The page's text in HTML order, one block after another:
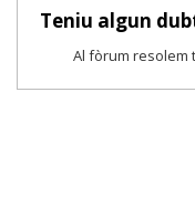
Teniu algun
Al fòrum resolem